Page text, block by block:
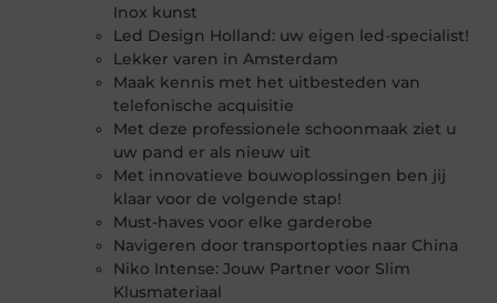
Inox kunst
Led Design Holland: uw eigen led-specialist!
Lekker varen in Amsterdam
Maak kennis met het uitbesteden van
telefonische acquisitie
Met deze professionele schoonmaak ziet u
uw pand er als nieuw uit
Met innovatieve bouwoplossingen ben jij
klaar voor de volgende stap!
Must-haves voor elke garderobe
Navigeren door transportopties naar China
Niko Intense: Jouw Partner voor Slim
Klusmateriaal